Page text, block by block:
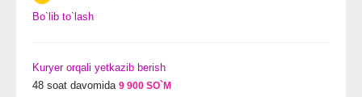
Bo`lib to`lash
Kuryer orqali yetkazib berish
48 soat davomida 9 900 SO`M